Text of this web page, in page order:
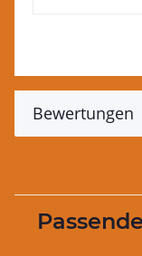
Bewertungen